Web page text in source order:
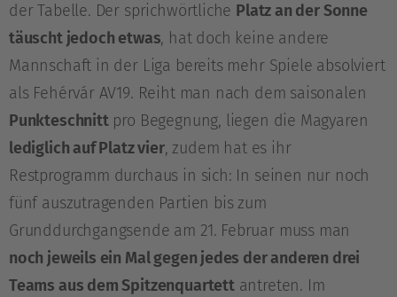
der Tabelle. Der sprichwörtliche Platz an der Sonne
täuscht jedoch etwas, hat doch keine andere
Mannschaft in der Liga bereits mehr Spiele absolviert
als Fehérvár AV19. Reiht man nach dem saisonalen
Punkteschnittpro Begegnung, liegen die Magyaren
lediglich auf Platz vier, zudem hat es ihr
Restprogramm durchaus in sich: In seinen nur noch
fünf auszutragenden Partien bis zum
Grunddurchgangsende am 21. Februar muss man
noch jeweils ein Mal gegen jedes der anderen drei
Teams aus dem Spitzenquartettantreten. Im